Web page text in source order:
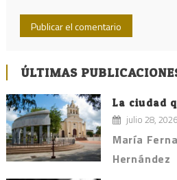
ÚLTIMAS
La ciudad
julio 28, 2026
María
Hernández